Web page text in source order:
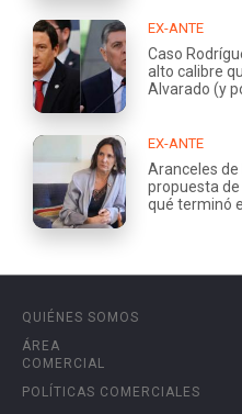
EX-ANTE
Caso
alto calibre
Alvarado (y
EX-ANTE
Aranceles de
propuesta de
qué terminó
QUIÉNES SOMOS
ÁREA
COMERCIAL
POLÍTICAS COMERCIALES